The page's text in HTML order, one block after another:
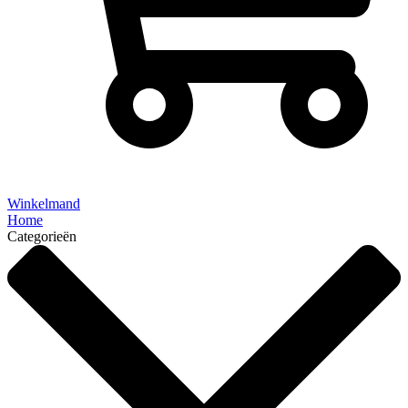
Winkelmand
Home
Categorieën